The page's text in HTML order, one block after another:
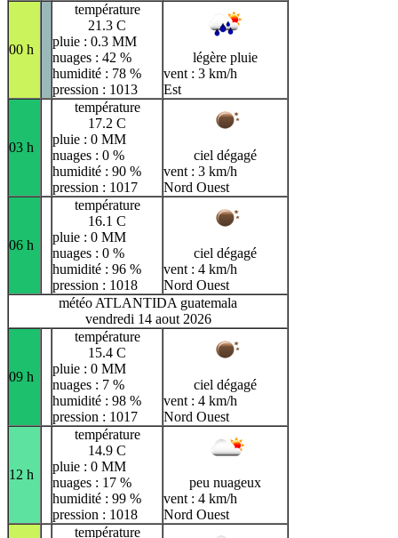
00 h
température
21.3 C
pluie : 0.3 MM
nuages : 42 %
humidité : 78 %
pression : 1013
légère pluie
vent : 3 km/h
Est
03 h
température
17.2 C
pluie : 0 MM
nuages : 0 %
humidité : 90 %
pression : 1017
ciel dégagé
vent : 3 km/h
Nord Ouest
06 h
température
16.1 C
pluie : 0 MM
nuages : 0 %
humidité : 96 %
pression : 1018
ciel dégagé
vent : 4 km/h
Nord Ouest
météo ATLANTIDA guatemala
vendredi 14 aout 2026
09 h
température
15.4 C
pluie : 0 MM
nuages : 7 %
humidité : 98 %
pression : 1017
ciel dégagé
vent : 4 km/h
Nord Ouest
12 h
température
14.9 C
pluie : 0 MM
nuages : 17 %
humidité : 99 %
pression : 1018
peu nuageux
vent : 4 km/h
Nord Ouest
température